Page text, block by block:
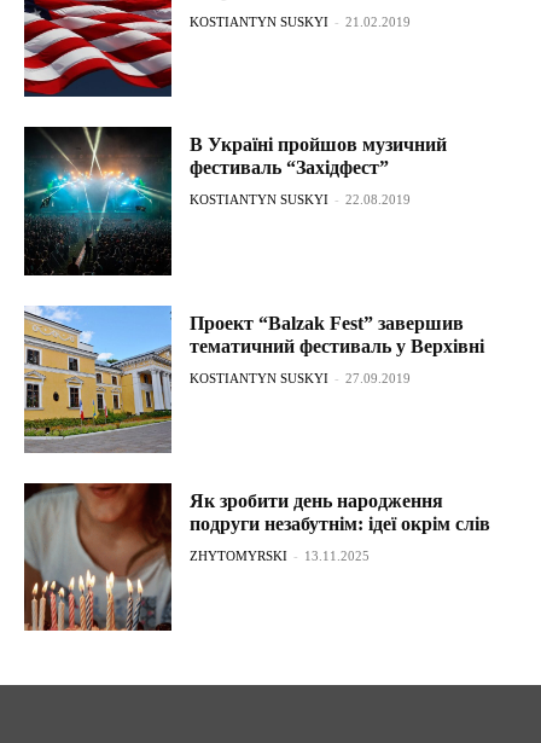
KOSTIANTYN SUSKYI - 21.02.2019
В Україні пройшов музичний
фестиваль “Західфест”
KOSTIANTYN SUSKYI - 22.08.2019
Проект “Balzak Fest” завершив
тематичний фестиваль у Верхівні
KOSTIANTYN SUSKYI - 27.09.2019
Як зробити день народження
подруги незабутнім: ідеї окрім слів
ZHYTOMYRSKI - 13.11.2025